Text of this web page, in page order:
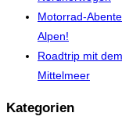
Motorrad-
Alpen!
Roadtrip mit
Mittelmeer
Kategorien